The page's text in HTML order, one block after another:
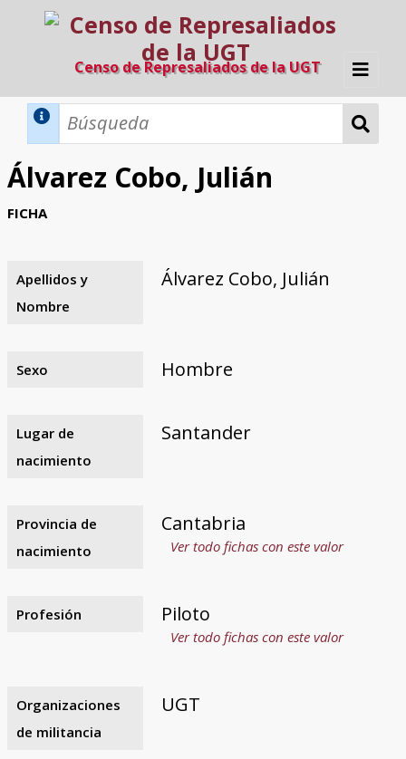
Censo de Represaliados de la UGT
Inicio
Búsqueda Dinámica
Búsqueda Avanzada
Razones y objetivos
El equipo
Colaboradores
Fuentes documentales
Álvarez Cobo, Julián
FICHA
Apellidos y
Nombre
Álvarez Cobo, Julián
Sexo Hombre
Lugar de
nacimiento
Santander
Provincia de
nacimiento
Cantabria
Ver todo fichas con este valor
Profesión Piloto
Ver todo fichas con este valor
Organizaciones
de militancia
UGT